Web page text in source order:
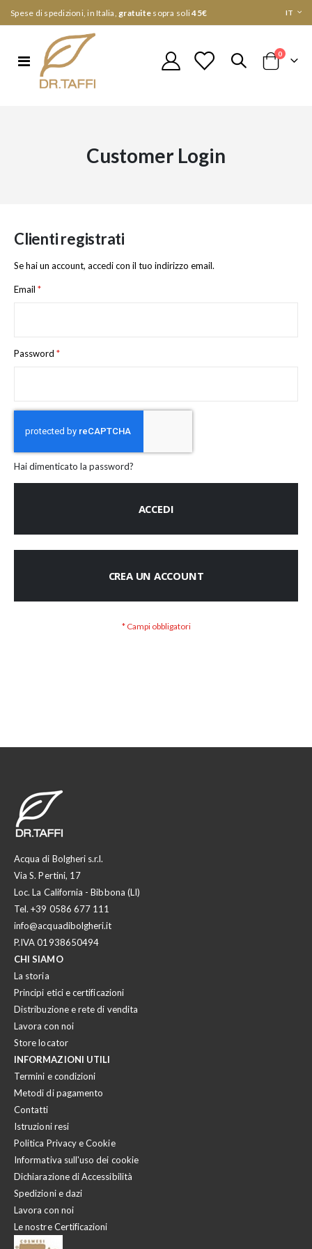
Spese di spedizioni, in Italia, gratuite sopra soli45€ Lingua
IT
Toggle
Nav
Cart
0elementi
Customer Login
Clienti registrati
Se hai un account, accedi con il tuo indirizzo email.
Email
Password
Hai dimenticato la password?
ACCEDI
CREA UN ACCOUNT
Acqua di Bolgheri s.r.l.
Via S. Pertini, 17
Loc. La California - Bibbona (LI)
Tel.+39 0586 677 111
info@acquadibolgheri.it
P.IVA 01938650494
CHI SIAMO
La storia
Principi etici e certificazioni
Distribuzione e rete di vendita
Lavora con noi
Store locator
INFORMAZIONI UTILI
Termini e condizioni
Metodi di pagamento
Contatti
Istruzioni resi
Politica Privacy e Cookie
Informativa sull'uso dei cookie
Dichiarazione di Accessibilità
Spedizioni e dazi
Lavora con noi
Le nostre Certificazioni